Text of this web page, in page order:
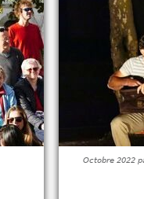
Octobre 2022